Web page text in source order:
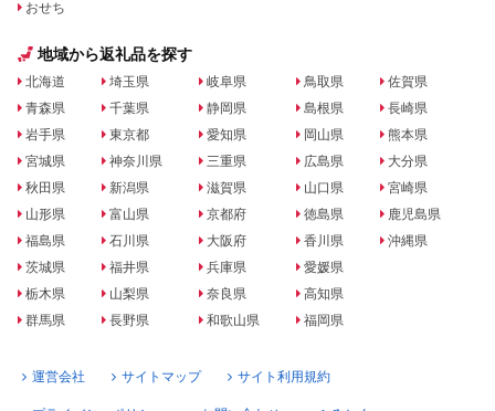
おせち
地域から返礼品を探す
北海道
青森県
岩手県
宮城県
秋田県
山形県
福島県
茨城県
栃木県
群馬県
埼玉県
千葉県
東京都
神奈川県
新潟県
富山県
石川県
福井県
山梨県
長野県
岐阜県
静岡県
愛知県
三重県
滋賀県
京都府
大阪府
兵庫県
奈良県
和歌山県
鳥取県
島根県
岡山県
広島県
山口県
徳島県
香川県
愛媛県
高知県
福岡県
佐賀県
長崎県
熊本県
大分県
宮崎県
鹿児島県
沖縄県
運営会社 サイトマップ サイト利用規約